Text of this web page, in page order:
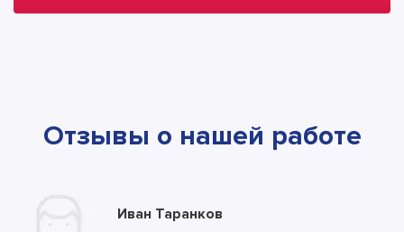
Отзывы о нашей работе
Юлия Долгополова
Иван Таранков
Ксения Абрамова
Алла
Тимур
Андрей
Илья
Антон